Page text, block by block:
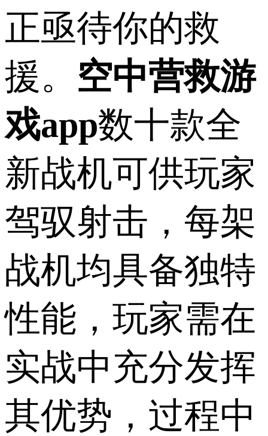
正亟待你的救
援。 空中营救游
戏app数十款全
新战机可供玩家
驾驭射击，每架
战机均具备独特
性能，玩家需在
实战中充分发挥
其优势，过程中